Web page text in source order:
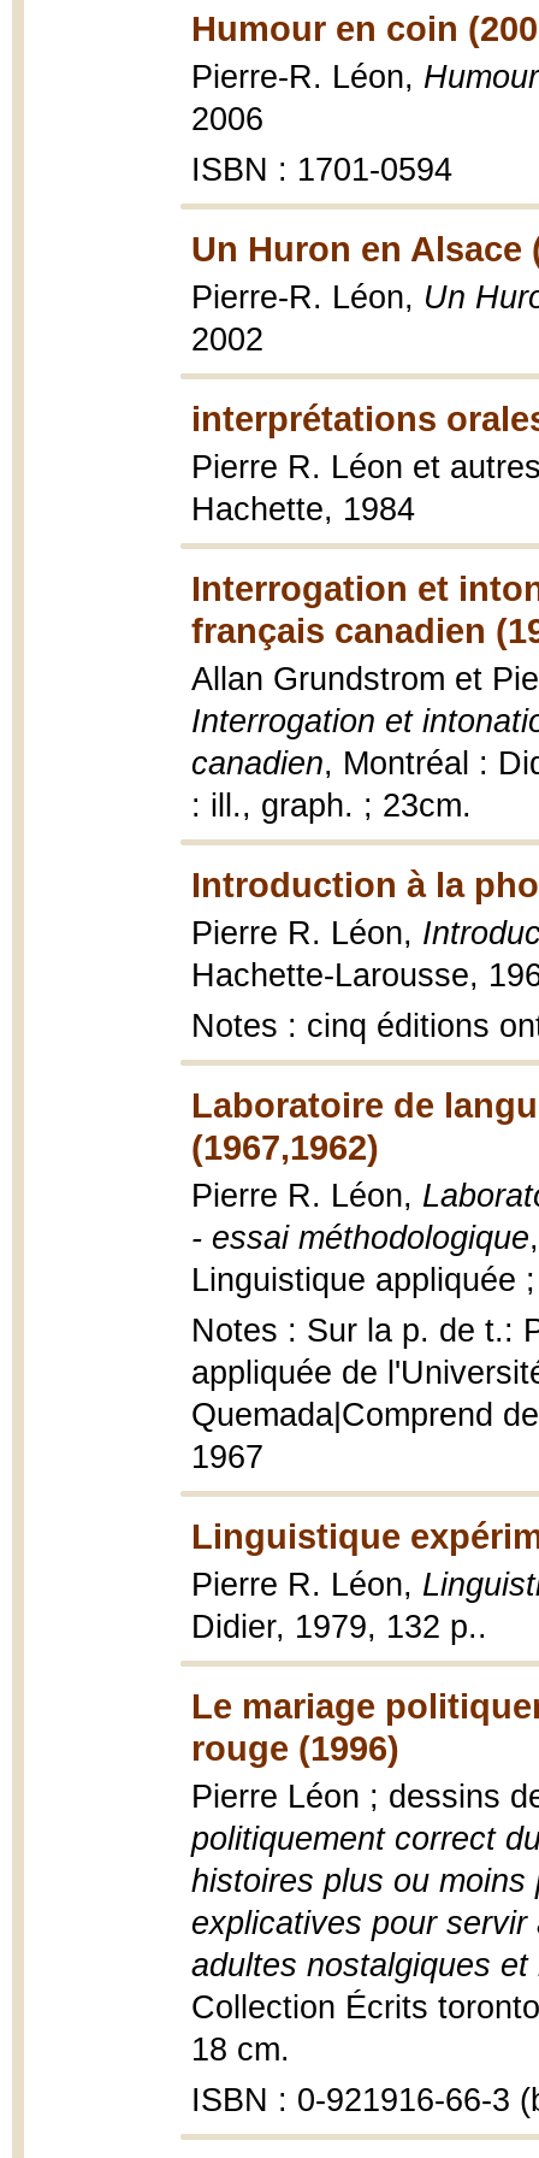
Humour en coin
Pierre-R. Léon,
2006
ISBN : 1701-0594
Un Huron en Alsace
Pierre-R. Léon, Un
2002
interprétations
Pierre R. Léon et
Hachette, 1984
Interrogation et
français canadien
Allan Grundstrom et
Interrogation et
canadien, Montréal :
: ill., graph. ; 23cm.
Introduction à la
Pierre R. Léon,
Hachette-Larousse,
Notes : cinq éditions
Laboratoire de
(1967,1962)
Pierre R. Léon,
- essai méthodologique
Linguistique appliquée
Notes : Sur la p. de t.:
appliquée de
Quemada|Comprend
1967
Linguistique
Pierre R. Léon,
Didier, 1979, 132 p..
Le mariage
rouge (1996)
Pierre Léon ; dessins
politiquement correct
histoires plus ou
explicatives pour
adultes nostalgiques et
Collection Écrits
18 cm.
ISBN : 0-921916-66-3